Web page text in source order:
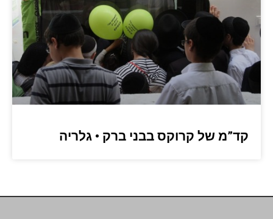
קד”מ של קרוקס בבני ברק • גלריה